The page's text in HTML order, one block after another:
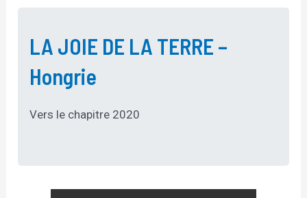
LA JOIE DE LA TERRE –
Hongrie
Vers le chapitre 2020